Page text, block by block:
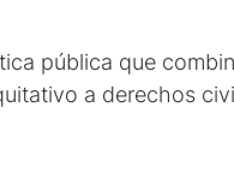
pública que
a derechos